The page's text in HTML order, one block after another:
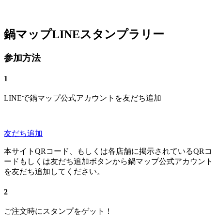
鍋マップLINEスタンプラリー
参加方法
1
LINEで鍋マップ公式アカウントを友だち追加
友だち追加
本サイトQRコード、もしくは各店舗に掲示されているQRコ
ードもしくは友だち追加ボタンから鍋マップ公式アカウント
を友だち追加してください。
2
ご注文時にスタンプをゲット！